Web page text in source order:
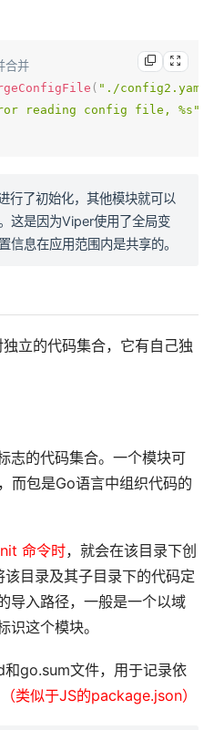
.MergeInConfig err != nil
"Error reading config file,
合并
( "./
reading config file, %s"
行了初始化，其他模块就可以
这是因为Viper使用了全局变
信息在应用范围内是共享的。
立的代码集合，它有自己独
志的代码集合。一个模块可
而包是Go语言中组织代码的
命令时，就会在该目录下创
目录及其子目录下的代码定
导入路径，一般是一个以域
识这个模块。
go.sum文件，用于记录依
（类似于JS的package.json）